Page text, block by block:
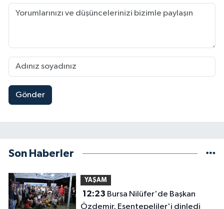
Gönder
Son Haberler
YAŞAM
12:23
Özdemir, Esentepeliler'i dinledi